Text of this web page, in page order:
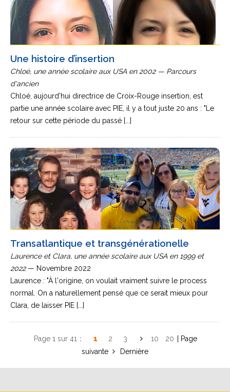
Une histoire d’insertion
Chloé, une année scolaire aux USA en 2002 — Parcours
d'ancien
Chloé, aujourd'hui directrice de Croix-Rouge insertion, est
partie une année scolaire avec PIE, il y a tout juste 20 ans : "Le
retour sur cette période du passé [...]
Transatlantique et transgénérationelle
Laurence et Clara, une année scolaire aux USA en 1999 et
2022— Novembre 2022
Laurence : "À l'origine, on voulait vraiment suivre le process
normal. On a naturellement pensé que ce serait mieux pour
Clara, de laisser PIE [...]
Page 1 sur 41 1 2 3 10
20
Dernière